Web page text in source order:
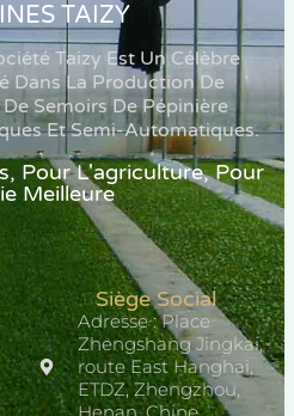
TAIZY
Taizy Est Un Célèbre
Dans La Production De
Semoirs De Pépinière
Et Semi-Automatiques.
Pour L'agriculture, Pour
Meilleure
Siège Social
Adresse : Place
Zhengshang Jingkai,
route East Hanghai,
ETDZ, Zhengzhou,